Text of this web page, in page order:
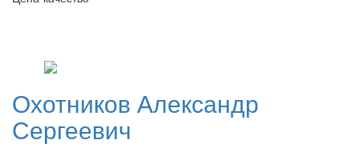
Охотников Александр
Сергеевич